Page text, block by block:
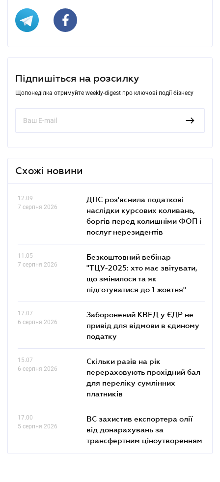
Підпишіться на розсилку
Щопонеділка отримуйте weekly-digest про ключові події бізнесу
Схожі новини
12.09
7 серпня 2026
ДПС роз'яснила податкові
наслідки курсових коливань,
боргів перед колишніми ФОП і
послуг нерезидентів
11.05
7 серпня 2026
Безкоштовний вебінар
"ТЦУ-2025: хто має звітувати,
що змінилося та як
підготуватися до 1 жовтня"
17.07
6 серпня 2026
Заборонений КВЕД у ЄДР не
привід для відмови в єдиному
податку
15.07
6 серпня 2026
Скільки разів на рік
перераховують прохідний бал
для переліку сумлінних
платників
17.00
5 серпня 2026
ВС захистив експортера олії
від донарахувань за
трансфертним ціноутворенням